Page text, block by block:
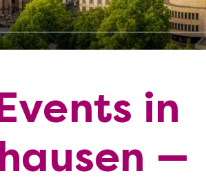
in
—